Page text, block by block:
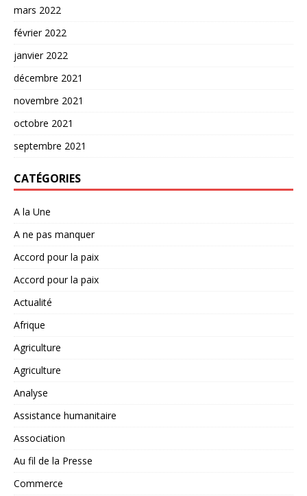
mars 2022
février 2022
janvier 2022
décembre 2021
novembre 2021
octobre 2021
septembre 2021
CATÉGORIES
A la Une
A ne pas manquer
Accord pour la paix
Accord pour la paix
Actualité
Afrique
Agriculture
Agriculture
Analyse
Assistance humanitaire
Association
Au fil de la Presse
Commerce